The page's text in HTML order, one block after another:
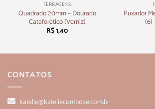
FERRAGENS
Quadrado 20mm – Dourado
Cataforético (Verniz)
R$1,40
Puxador
(6)
CONTATOS
katelie@kateliecompose.com.br